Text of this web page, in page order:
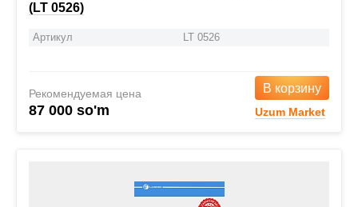
(LT 0526)
Артикул LT 0526
Рекомендуемая цена
87 000 so'm
В корзину
Uzum Market